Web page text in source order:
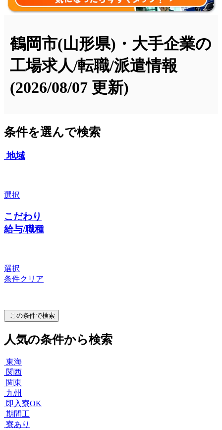
鶴岡市(山形県)・大手企業の
工場求人/転職/派遣情報
(2026/08/07 更新)
条件を選んで検索
地域
選択
こだわり
給与/職種
選択
条件クリア
この条件で検索
人気の条件から検索
東海
関西
関東
九州
即入寮OK
期間工
寮あり